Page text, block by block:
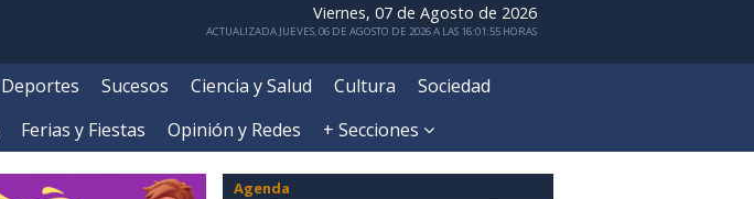
Viernes, 07 de Agosto de 2026
ACTUALIZADA JUEVES, 06 DE AGOSTO DE 2026 A LAS 16:01:55 HORAS
Deportes Sucesos Ciencia y Salud Cultura
Sociedad
Ferias y Fiestas Opinión y Redes + Secciones
Agenda